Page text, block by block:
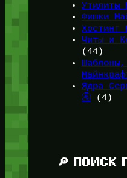
Утилиты
Фишки
Хостинг
Читы и
(44)
Ядра
🚰(4)
🔎 ПОИСК